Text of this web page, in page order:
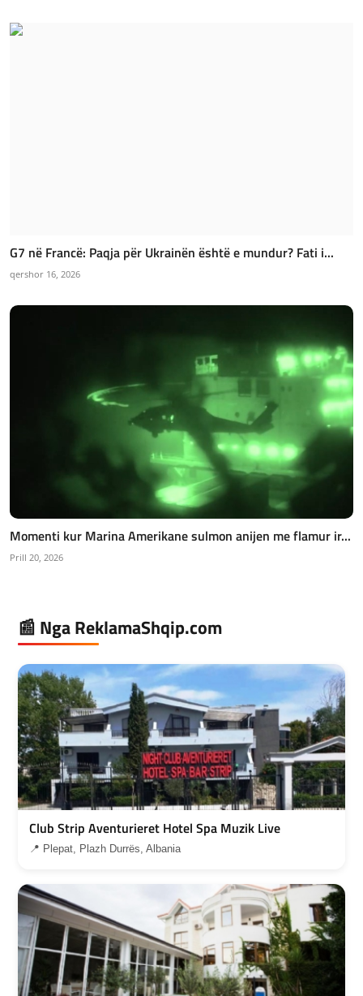
G7 në Francë: Paqja për Ukrainën është e mundur? Fati i...
qershor 16, 2026
Momenti kur Marina Amerikane sulmon anijen me flamur ir...
Prill 20, 2026
📰 Nga ReklamaShqip.com
Club Strip Aventurieret Hotel Spa Muzik Live
📍 Plepat, Plazh Durrës, Albania